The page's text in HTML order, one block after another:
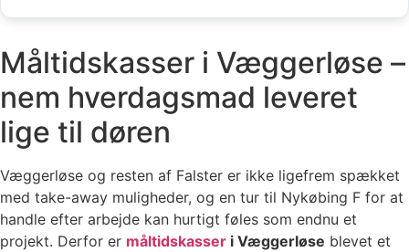
Måltidskasser i Væggerløse –
nem hverdagsmad leveret
lige til døren
Væggerløse og resten af Falster er ikke ligefrem spækket
med take-away muligheder, og en tur til Nykøbing F for at
handle efter arbejde kan hurtigt føles som endnu et
projekt. Derfor er måltidskasser i Væggerløse blevet et